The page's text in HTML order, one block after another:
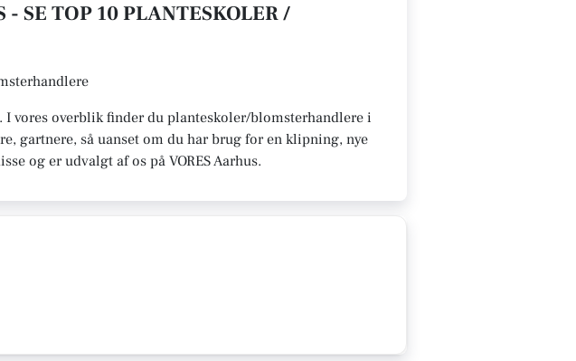
SE TOP 10 PLANTESKOLER /
vores overblik finder du planteskoler/blomsterhandlere i
gartnere, så uanset om du har brug for en klipning, nye
og er udvalgt af os på VORES Aarhus.